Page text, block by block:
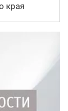
края